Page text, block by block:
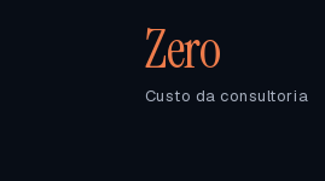
Zero
Custo da consultoria